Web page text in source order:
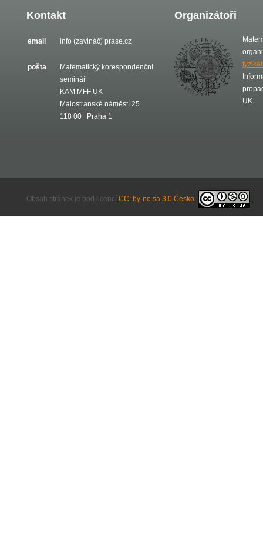
Kontakt
email info (zavináč) prase.cz
pošta
Matematický korespondenční
seminář
KAM MFF UK
Malostranské náměstí 25
118 00 Praha 1
Organizátoři
UK.
Obsah stránek je pod licencí CC: by-nc-sa 3.0 Česko